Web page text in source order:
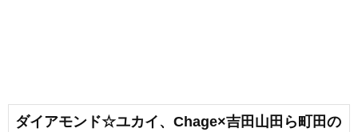
ダイアモンド☆ユカイ、Chage×吉田山田ら町田の